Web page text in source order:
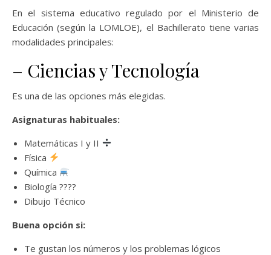
En el sistema educativo regulado por el Ministerio de
Educación (según la LOMLOE), el Bachillerato tiene varias
modalidades principales:
– Ciencias y Tecnología
Es una de las opciones más elegidas.
Asignaturas habituales:
Matemáticas I y II
Física
Química
Biología ????
Dibujo Técnico
Buena opción si:
Te gustan los números y los problemas lógicos